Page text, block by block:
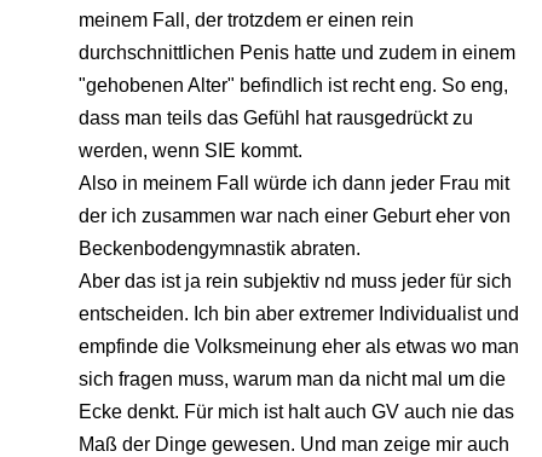
meinem Fall, der trotzdem er einen rein
durchschnittlichen Penis hatte und zudem in einem
"gehobenen Alter" befindlich ist recht eng. So eng,
dass man teils das Gefühl hat rausgedrückt zu
werden, wenn SIE kommt.
Also in meinem Fall würde ich dann jeder Frau mit
der ich zusammen war nach einer Geburt eher von
Beckenbodengymnastik abraten.
Aber das ist ja rein subjektiv nd muss jeder für sich
entscheiden. Ich bin aber extremer Individualist und
empfinde die Volksmeinung eher als etwas wo man
sich fragen muss, warum man da nicht mal um die
Ecke denkt. Für mich ist halt auch GV auch nie das
Maß der Dinge gewesen. Und man zeige mir auch